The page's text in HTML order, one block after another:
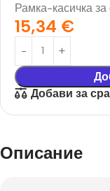
Рамка-касичка
15,34 €
Добави за
Описание